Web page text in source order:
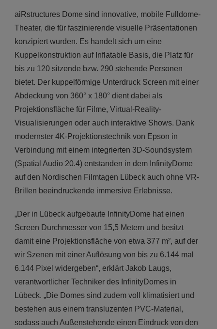
aiRstructures Dome sind innovative, mobile Fulldome-
Theater, die für faszinierende visuelle Präsentationen
konzipiert wurden. Es handelt sich um eine
Kuppelkonstruktion auf Inflatable Basis, die Platz für
bis zu 120 sitzende bzw. 290 stehende Personen
bietet. Der kuppelförmige Unterdruck Screen mit einer
Abdeckung von 360° x 180° dient dabei als
Projektionsfläche für Filme, Virtual-Reality-
Visualisierungen oder auch interaktive Shows. Dank
modernster 4K-Projektionstechnik von Epson in
Verbindung mit einem integrierten 3D-Soundsystem
(Spatial Audio 20.4) entstanden in dem InfinityDome
auf den Nordischen Filmtagen Lübeck auch ohne VR-
Brillen beeindruckende immersive Erlebnisse.
„Der in Lübeck aufgebaute InfinityDome hat einen
Screen Durchmesser von 15,5 Metern und besitzt
damit eine Projektionsfläche von etwa 377 m², auf der
wir Szenen mit einer Auflösung von bis zu 6.144 mal
6.144 Pixel widergeben“, erklärt Jakob Laugs,
verantwortlicher Techniker des InfinityDomes in
Lübeck. „Die Domes sind zudem voll klimatisiert und
bestehen aus einem transluzenten PVC-Material,
sodass auch Außenstehende einen Eindruck von den